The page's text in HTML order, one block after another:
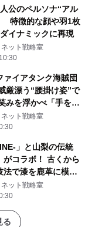
公のペルソナ“アル
特徴的な顔や羽1枚
イナミックに再現
ット戦略室
ァイアタンク海賊団
厳漂う“腰掛け姿”で
を浮かべ「手を組
ポーズを再現
ット戦略室
」と山梨の伝統
がコラボ！ 古くから
法で漆を鹿革に模様
ット戦略室
る